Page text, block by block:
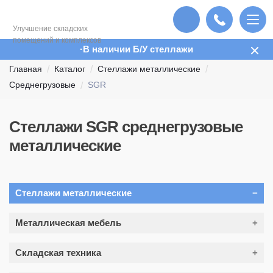
Улучшение складских
помещений и комплексов
В наличии Б/У стеллажи
Главная Каталог
Стеллажи металлические
Среднегрузовые
SGR
Стеллажи SGR среднегрузовые
металлические
Стеллажи металлические
Среднегрузовые
Металлическая мебель
Складская техника